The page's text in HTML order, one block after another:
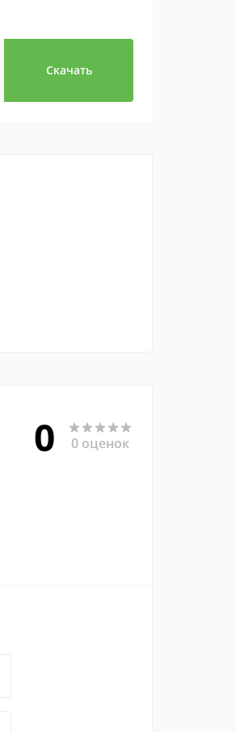
Скачать
0 0 оценок